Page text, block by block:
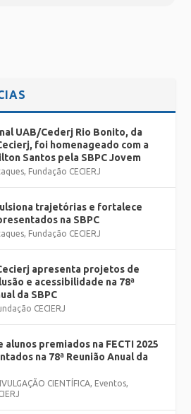
UAB/Cederj Rio Bonito, da
foi homenageado com a
Santos pela SBPC Jovem
, Fundação CECIERJ
trajetórias e fortalece
na SBPC
, Fundação CECIERJ
apresenta projetos de
e acessibilidade na 78ª
da SBPC
CECIERJ
alunos premiados na FECTI 2025
na 78ª Reunião Anual da
CIENTÍFICA, Eventos,